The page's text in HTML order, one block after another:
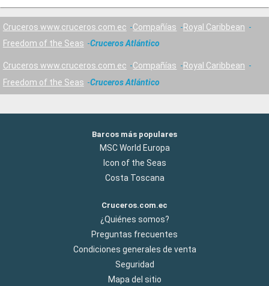
Cruceros www.cruceros.com.ec Compañías
Royal Caribbean
Freedom of the Seas
Cruceros Atlántico
Cruceros www.cruceros.com.ec Compañías
Royal Caribbean
Freedom of the Seas
Cruceros Atlántico
Barcos más populares
MSC World Europa
Icon of the Seas
Costa Toscana
Cruceros.com.ec
¿Quiénes somos?
Preguntas frecuentes
Condiciones generales de venta
Seguridad
Mapa del sitio